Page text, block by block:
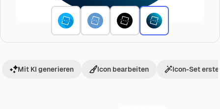
Mit KI generieren Icon bearbeiten Icon-Set